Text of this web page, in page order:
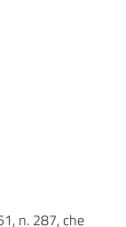
n. 287, che